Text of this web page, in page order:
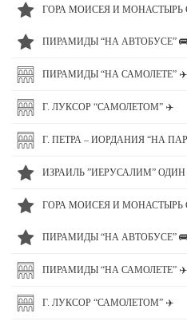
ГОРА МОИСЕЯ И МОНАСТЫРЬ
ПИРАМИДЫ “НА АВТОБУСЕ”
ПИРАМИДЫ “НА САМОЛЕТЕ” ✈️
Г. ЛУКСОР “САМОЛЕТОМ” ✈️
Г. ПЕТРА – ИОРДАНИЯ “НА
ИЗРАИЛЬ ”ИЕРУСАЛИМ” ОДИН
ГОРА МОИСЕЯ И МОНАСТЫРЬ
ПИРАМИДЫ “НА АВТОБУСЕ”
ПИРАМИДЫ “НА САМОЛЕТЕ” ✈️
Г. ЛУКСОР “САМОЛЕТОМ” ✈️